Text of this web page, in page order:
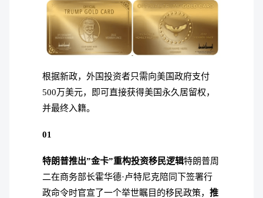
根据新政，外国投资者只需向美国政府支付
500万美元，即可直接获得美国永久居留权，
并最终入籍。
01
特朗普推出”金卡”重构投资移民逻辑特朗普周
二在商务部长霍华德·卢特尼克陪同下签署行
政命令时官宣了一个举世瞩目的移民政策， 推